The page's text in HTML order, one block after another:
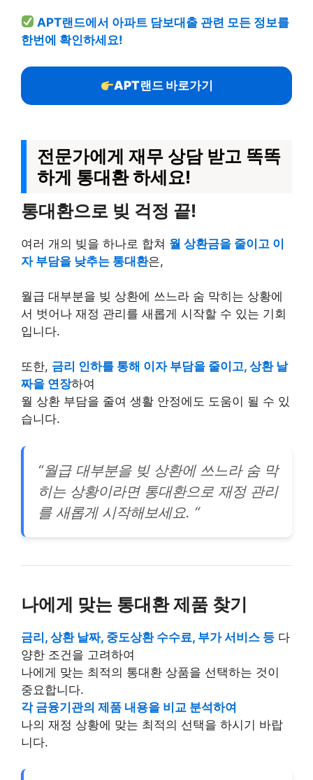
APT랜드에서 아파트 담보대출 관련 모든 정보를
한번에 확인하세요!
APT랜드 바로가기
전문가에게 재무 상담 받고 똑똑
하게 통대환 하세요!
통대환으로 빚 걱정 끝!
여러 개의 빚을 하나로 합쳐 월 상환금을 줄이고 이
자 부담을 낮추는 통대환은,
월급 대부분을 빚 상환에 쓰느라 숨 막히는 상황에
서 벗어나 재정 관리를 새롭게 시작할 수 있는 기회
입니다.
또한, 금리 인하를 통해 이자 부담을 줄이고, 상환 날
짜을 연장하여
월 상환 부담을 줄여 생활 안정에도 도움이 될 수 있
습니다.
“월급 대부분을 빚 상환에 쓰느라 숨 막
히는 상황이라면 통대환으로 재정 관리
를 새롭게 시작해보세요. “
나에게 맞는 통대환 제품 찾기
금리, 상환 날짜, 중도상환 수수료, 부가 서비스 등 다
양한 조건을 고려하여
나에게 맞는 최적의 통대환 상품을 선택하는 것이
중요합니다.
각 금융기관의 제품 내용을 비교 분석하여
나의 재정 상황에 맞는 최적의 선택을 하시기 바랍
니다.